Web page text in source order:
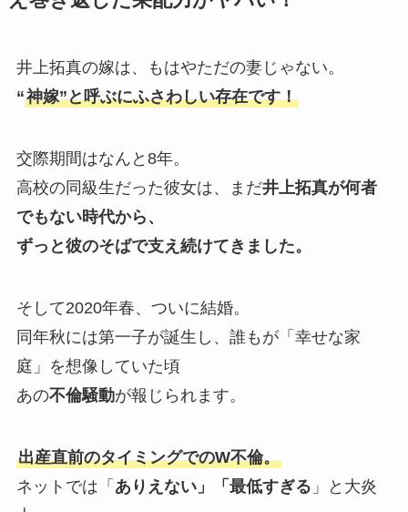
井上拓真の嫁は、もはやただの妻じゃない。
“神嫁”と呼ぶにふさわしい存在です！
交際期間はなんと8年。
高校の同級生だった彼女は、まだ井上拓真が何者
でもない時代から、
ずっと彼のそばで支え続けてきました。
そして2020年春、ついに結婚。
同年秋には第一子が誕生し、誰もが「幸せな家
庭」を想像していた頃
あの不倫騒動が報じられます。
出産直前のタイミングでのW不倫。
ネットでは「 ありえない」「最低すぎる 」と大炎